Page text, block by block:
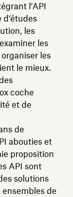
l’API
les
les
les
le mieux.
coche
et de
de
abouties et
proposition
API sont
solutions
de